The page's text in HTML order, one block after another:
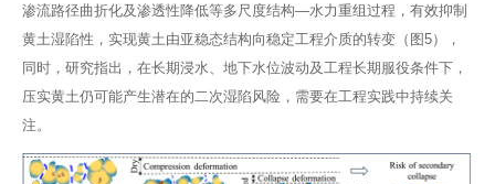
渗流路径曲折化及渗透性降低等多尺度结构—水力重组过程，有效抑制
黄土湿陷性，实现黄土由亚稳态结构向稳定工程介质的转变（图5），
同时，研究指出，在长期浸水、地下水位波动及工程长期服役条件下，
压实黄土仍可能产生潜在的二次湿陷风险，需要在工程实践中持续关
注。